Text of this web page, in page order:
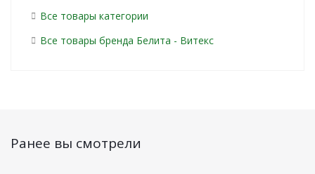
Все товары категории
Все товары бренда Белита - Витекс
Ранее вы смотрели